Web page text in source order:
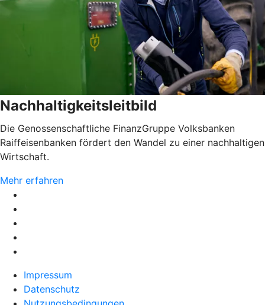
Nachhaltigkeitsleitbild
Die Genossenschaftliche FinanzGruppe Volksbanken
Raiffeisenbanken fördert den Wandel zu einer nachhaltigen
Wirtschaft.
Mehr erfahren
Impressum
Datenschutz